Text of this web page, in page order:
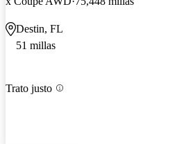
Destin, FL
51 millas
Trato justo